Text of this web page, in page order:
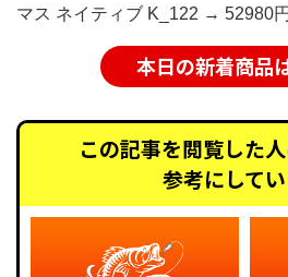
マス ネイティブ K_122 → 52980円
本日の新着商品
この記事を閲覧した
参考にして